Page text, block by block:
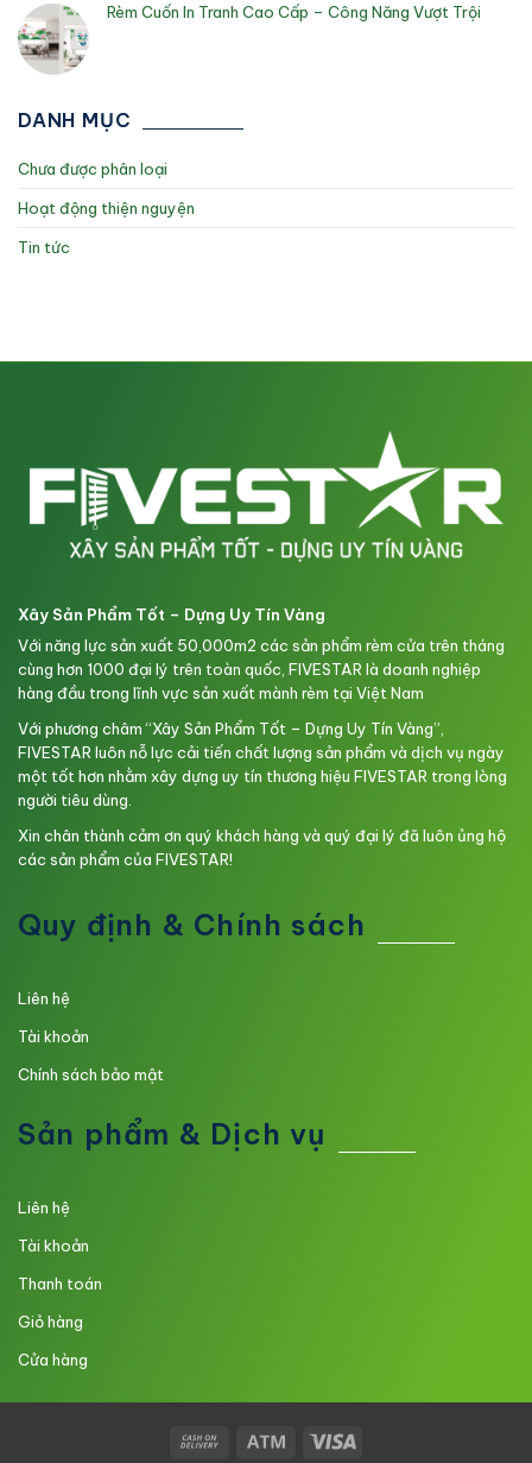
Rèm Cuốn In Tranh Cao Cấp – Công Năng Vượt Trội
DANH MỤC
Chưa được phân loại
Hoạt động thiện nguyện
Tin tức
Xây Sản Phẩm Tốt – Dựng Uy Tín Vàng
Với năng lực sản xuất 50,000m2 các sản phẩm rèm cửa trên tháng
cùng hơn 1000 đại lý trên toàn quốc, FIVESTAR là doanh nghiệp
hàng đầu trong lĩnh vực sản xuất mành rèm tại Việt Nam
Với phương châm “Xây Sản Phẩm Tốt – Dựng Uy Tín Vàng”,
FIVESTAR luôn nỗ lực cải tiến chất lượng sản phẩm và dịch vụ ngày
một tốt hơn nhằm xây dựng uy tín thương hiệu FIVESTAR trong lòng
người tiêu dùng.
Xin chân thành cảm ơn quý khách hàng và quý đại lý đã luôn ủng hộ
các sản phẩm của FIVESTAR!
Quy định & Chính sách
Liên hệ
Tài khoản
Chính sách bảo mật
Sản phẩm & Dịch vụ
Liên hệ
Tài khoản
Thanh toán
Giỏ hàng
Cửa hàng